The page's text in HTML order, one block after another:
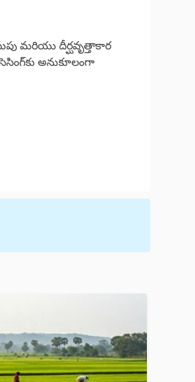
మరియు దీర్ఘవృత్తాకార
అనుకూలంగా